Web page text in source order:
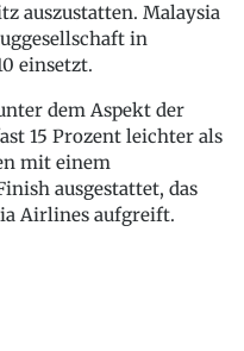
auszustatten. Malaysia
in
einsetzt.
dem Aspekt der
15 Prozent leichter als
mit einem
ausgestattet, das
Airlines aufgreift.